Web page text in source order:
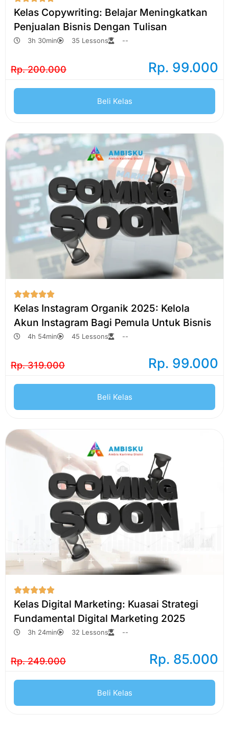
Kelas Copywriting: Belajar Meningkatkan
Penjualan Bisnis Dengan Tulisan
3h 30min 35 Lessons --
Rp. 200.000 Rp. 99.000
Beli Kelas

Kelas Instagram Organik 2025: Kelola
Akun Instagram Bagi Pemula Untuk Bisnis
4h 54min 45 Lessons --
Rp. 319.000 Rp. 99.000
Beli Kelas

Kelas Digital Marketing: Kuasai Strategi
Fundamental Digital Marketing 2025
3h 24min 32 Lessons --
Rp. 249.000 Rp. 85.000
Beli Kelas